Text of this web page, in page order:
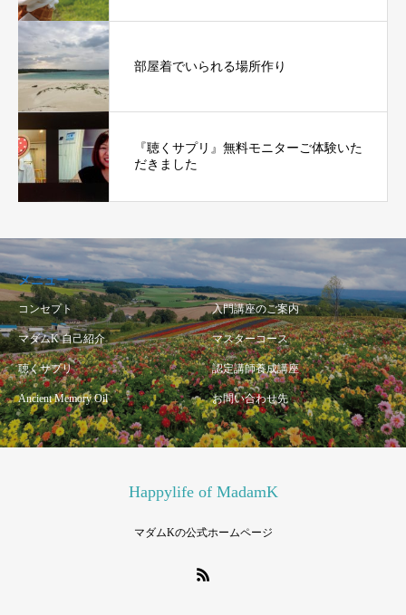
部屋着でいられる場所作り
『聴くサプリ』無料モニターご体験いた
だきました
メニュー
コンセプト 入門講座のご案内
マダムK 自己紹介 マスターコース
聴くサプリ 認定講師養成講座
Ancient Memory Oil お問い合わせ先
Happylife of MadamK
マダムKの公式ホームページ